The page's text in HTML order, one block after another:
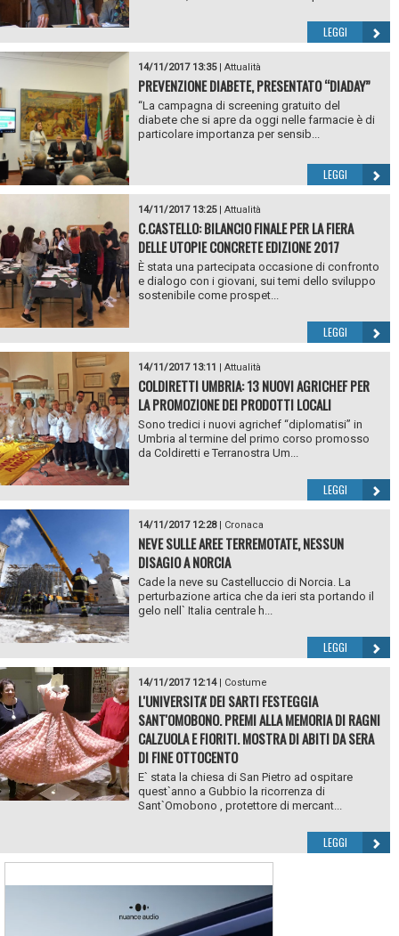
LEGGI
14/11/2017 13:35| Attualità
PREVENZIONE DIABETE, PRESENTATO “DIADAY”
“La campagna di screening gratuito del
diabete che si apre da oggi nelle farmacie è di
particolare importanza per sensib...
LEGGI
14/11/2017 13:25| Attualità
C.CASTELLO: BILANCIO FINALE PER LA FIERA
DELLE UTOPIE CONCRETE EDIZIONE 2017
È stata una partecipata occasione di confronto
e dialogo con i giovani, sui temi dello sviluppo
sostenibile come prospet...
LEGGI
14/11/2017 13:11 | Attualità
COLDIRETTI UMBRIA: 13 NUOVI AGRICHEF PER
LA PROMOZIONE DEI PRODOTTI LOCALI
Sono tredici i nuovi agrichef “diplomatisi” in
Umbria al termine del primo corso promosso
da Coldiretti e Terranostra Um...
LEGGI
14/11/2017 12:28| Cronaca
NEVE SULLE AREE TERREMOTATE, NESSUN
DISAGIO A NORCIA
Cade la neve su Castelluccio di Norcia. La
perturbazione artica che da ieri sta portando il
gelo nell` Italia centrale h...
LEGGI
14/11/2017 12:14| Costume
L'UNIVERSITA' DEI SARTI FESTEGGIA
SANT'OMOBONO. PREMI ALLA MEMORIA DI RAGNI
CALZUOLA E FIORITI. MOSTRA DI ABITI DA SERA
DI FINE OTTOCENTO
E` stata la chiesa di San Pietro ad ospitare
quest`anno a Gubbio la ricorrenza di
Sant`Omobono , protettore di mercant...
LEGGI